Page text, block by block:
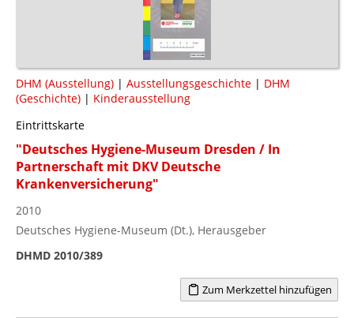
DHM (Ausstellung) | Ausstellungsgeschichte | DHM
(Geschichte) | Kinderausstellung
Eintrittskarte
"Deutsches Hygiene-Museum Dresden / In
Partnerschaft mit DKV Deutsche
Krankenversicherung"
2010
Deutsches Hygiene-Museum (Dt.), Herausgeber
DHMD 2010/389
Zum Merkzettel hinzufügen